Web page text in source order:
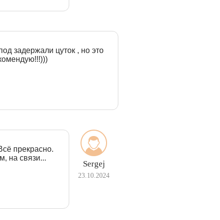
задержали цуток , но это
Sergej
23.10.2024
прекрасно.
на связи...